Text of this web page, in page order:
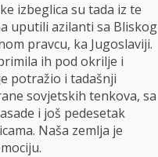
izbeglica su tada iz te
uputili azilanti sa Bliskog
pravcu, ka Jugoslaviji.
ih pod okrilje i
potražio i tadašnji
sovjetskih tenkova, sa
i još pedesetak
Naša zemlja je